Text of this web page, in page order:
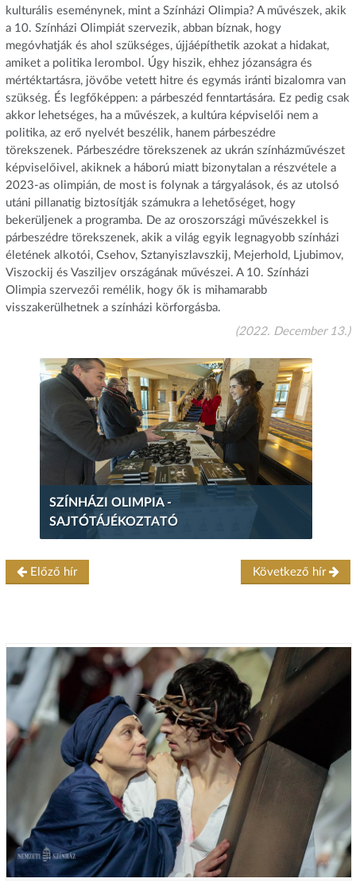
kulturális eseménynek, mint a Színházi Olimpia? A művészek, akik
a 10. Színházi Olimpiát szervezik, abban bíznak, hogy
megóvhatják és ahol szükséges, újjáépíthetik azokat a hidakat,
amiket a politika lerombol. Úgy hiszik, ehhez józanságra és
mértéktartásra, jövőbe vetett hitre és egymás iránti bizalomra van
szükség. És legfőképpen: a párbeszéd fenntartására. Ez pedig csak
akkor lehetséges, ha a művészek, a kultúra képviselői nem a
politika, az erő nyelvét beszélik, hanem párbeszédre
törekszenek. Párbeszédre törekszenek az ukrán színházművészet
képviselőivel, akiknek a háború miatt bizonytalan a részvétele a
2023-as olimpián, de most is folynak a tárgyalások, és az utolsó
utáni pillanatig biztosítják számukra a lehetőséget, hogy
bekerüljenek a programba. De az oroszországi művészekkel is
párbeszédre törekszenek, akik a világ egyik legnagyobb színházi
életének alkotói, Csehov, Sztanyiszlavszkij, Mejerhold, Ljubimov,
Viszockij és Vasziljev országának művészei. A 10. Színházi
Olimpia szervezői remélik, hogy ők is mihamarabb
visszakerülhetnek a színházi körforgásba.
(2022. December 13.)
SZÍNHÁZI OLIMPIA -
SAJTÓTÁJÉKOZTATÓ
Előző hír Következő hír